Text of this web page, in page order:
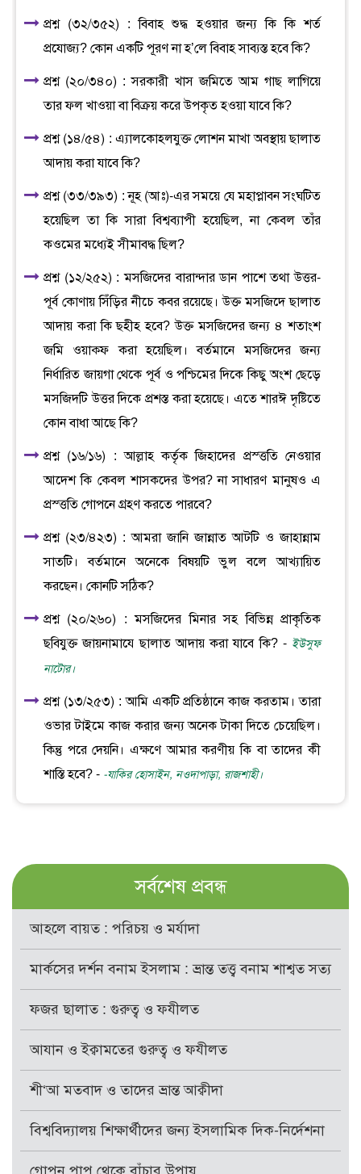
প্রশ্ন (৩২/৩৫২) : বিবাহ শুদ্ধ হওয়ার জন্য কি কি শর্ত
প্রযোজ্য? কোন একটি পূরণ না হ’লে বিবাহ সাব্যস্ত হবে কি?
প্রশ্ন (২০/৩৪০) : সরকারী খাস জমিতে আম গাছ লাগিয়ে
তার ফল খাওয়া বা বিক্রয় করে উপকৃত হওয়া যাবে কি?
প্রশ্ন (১৪/৫৪) : এ্যালকোহলযুক্ত লোশন মাখা অবস্থায় ছালাত
আদায় করা যাবে কি?
প্রশ্ন (৩৩/৩৯৩) : নূহ (আঃ)-এর সময়ে যে মহাপ্লাবন সংঘটিত
হয়েছিল তা কি সারা বিশ্বব্যাপী হয়েছিল, না কেবল তাঁর
কওমের মধ্যেই সীমাবদ্ধ ছিল?
প্রশ্ন (১২/২৫২) : মসজিদের বারান্দার ডান পাশে তথা উত্তর-
পূর্ব কোণায় সিঁড়ির নীচে কবর রয়েছে। উক্ত মসজিদে ছালাত
আদায় করা কি ছহীহ হবে? উক্ত মসজিদের জন্য ৪ শতাংশ
জমি ওয়াক্ফ করা হয়েছিল। বর্তমানে মসজিদের জন্য
নির্ধারিত জায়গা থেকে পূর্ব ও পশ্চিমের দিকে কিছু অংশ ছেড়ে
মসজিদটি উত্তর দিকে প্রশস্ত করা হয়েছে। এতে শারঈ দৃষ্টিতে
কোন বাধা আছে কি?
প্রশ্ন (১৬/১৬) : আল্লাহ কর্তৃক জিহাদের প্রস্ত্ততি নেওয়ার
আদেশ কি কেবল শাসকদের উপর? না সাধারণ মানুষও এ
প্রস্ত্ততি গোপনে গ্রহণ করতে পারবে?
প্রশ্ন (২৩/৪২৩) : আমরা জানি জান্নাত আটটি ও জাহান্নাম
সাতটি। বর্তমানে অনেকে বিষয়টি ভুল বলে আখ্যায়িত
করছেন। কোনটি সঠিক?
প্রশ্ন (২০/২৬০) : মসজিদের মিনার সহ বিভিন্ন প্রাকৃতিক
ছবিযুক্ত জায়নামাযে ছালাত আদায় করা যাবে কি? - ইউসুফ
নাটোর।
প্রশ্ন (১৩/২৫৩) : আমি একটি প্রতিষ্ঠানে কাজ করতাম। তারা
ওভার টাইমে কাজ করার জন্য অনেক টাকা দিতে চেয়েছিল।
কিন্তু পরে দেয়নি। এক্ষণে আমার করণীয় কি বা তাদের কী
শাস্তি হবে? - -যাকির হোসাইন, নওদাপাড়া, রাজশাহী।
সর্বশেষ প্রবন্ধ
আহলে বায়ত : পরিচয় ও মর্যাদা
মার্কসের দর্শন বনাম ইসলাম : ভ্রান্ত তত্ত্ব বনাম শাশ্বত সত্য
ফজর ছালাত : গুরুত্ব ও ফযীলত
আযান ও ইক্বামতের গুরুত্ব ও ফযীলত
শী‘আ মতবাদ ও তাদের ভ্রান্ত আক্বীদা
বিশ্ববিদ্যালয় শিক্ষার্থীদের জন্য ইসলামিক দিক-নির্দেশনা